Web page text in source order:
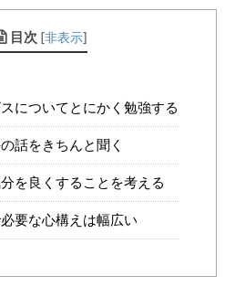
目次 [非表示]
についてとにかく勉強する
話をきちんと聞く
を良くすることを考える
要な心構えは幅広い